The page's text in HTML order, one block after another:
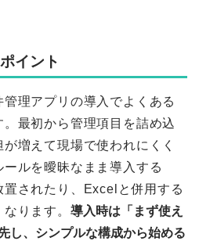
イント
理アプリの導入でよくある
最初から管理項目を詰め込
増えて現場で使われにくく
ルを曖昧なまま導入する
置されたり、Excelと併用する
ります。 導入時は「まず使え
し、シンプルな構成から始める